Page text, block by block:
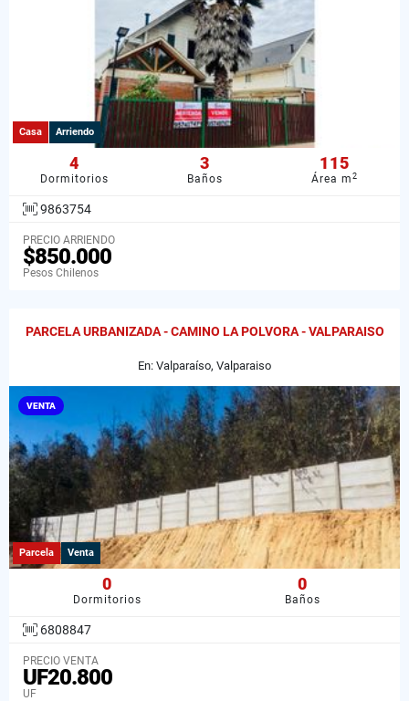
Casa Arriendo
4
Dormitorios
3
Baños
115
Área m2
9863754
PRECIO ARRIENDO
$850.000
Pesos Chilenos
PARCELA URBANIZADA - CAMINO LA POLVORA - VALPARAISO
En: Valparaíso, Valparaiso
VENTA
Parcela Venta
0
Dormitorios
0
Baños
6808847
PRECIO VENTA
UF20.800
UF